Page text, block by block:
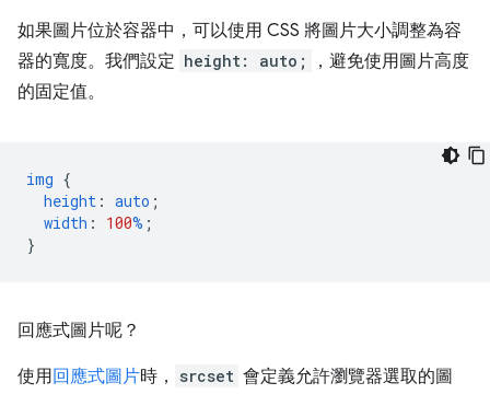
如果圖片位於容器中，可以使用 CSS 將圖片大小調整為容
器的寬度。我們設定 height: auto;
，避免使用圖片高度
的固定值。
img {
height : auto ;
width : 100% ;
}
回應式圖片呢？
使用回應式圖片時， srcset 會定義允許瀏覽器選取的圖